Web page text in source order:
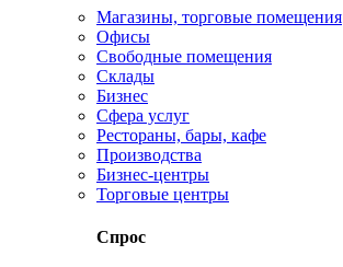
Магазины, торговые помещения
Офисы
Свободные помещения
Склады
Бизнес
Сфера услуг
Рестораны, бары, кафе
Производства
Бизнес-центры
Торговые центры
Спрос